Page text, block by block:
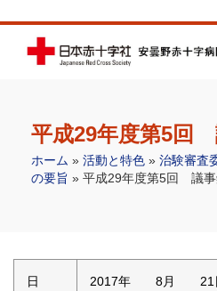
平成29年度第5回
ホーム » 活動と特色 » 治験審査
の要旨 » 平成29年度第5回 議事
日
2017年 8月